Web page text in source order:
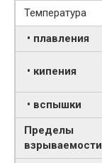
Температура
• плавления
• кипения
• вспышки
Пределы
взрываемости